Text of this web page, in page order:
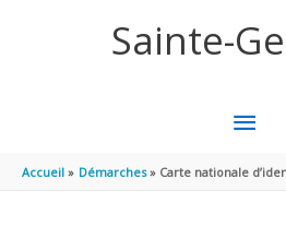
Sainte-
MENU
Accueil Démarches Carte nationale